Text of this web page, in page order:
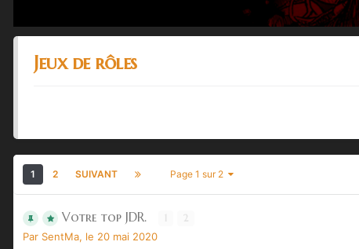
Jeux de rôles
1 2 SUIVANT Page 1 sur 2
Votre top JDR. 1 2
Par SentMa, le 20 mai 2020